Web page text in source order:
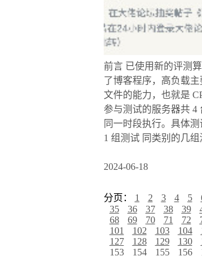
前言 已使用新的评测
了博客程序，高负载
文件的能力，也就是
参与测试的服务器共 4
同一时段执行。具体
1 组测试 同类别的几
2024-06-18
分页： 1 2 3 4 5
35
36 37 38 39
68
69 70 71 72
101
102 103 104
127
128 129 130
153
154 155 156